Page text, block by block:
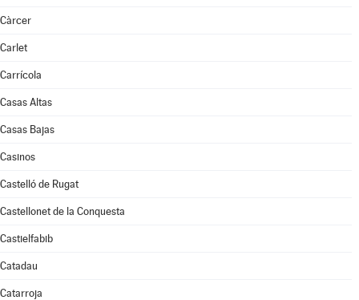
Càrcer
Carlet
Carrícola
Casas Altas
Casas Bajas
Casinos
Castelló de Rugat
Castellonet de la Conquesta
Castielfabib
Catadau
Catarroja